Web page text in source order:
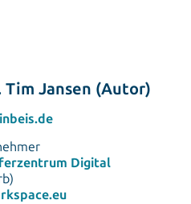
Tim Jansen (Autor)
Digital